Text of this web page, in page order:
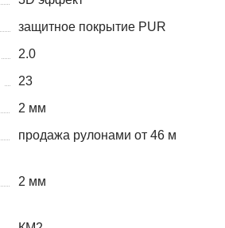
защитное покрытие PUR
2.0
23
2 мм
продажа рулонами от 46 м
2 мм